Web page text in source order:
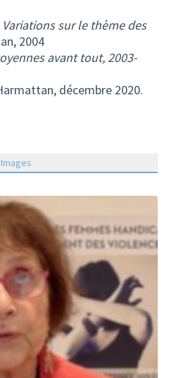
sur le thème des
2004
avant tout, 2003-
décembre 2020.
Images